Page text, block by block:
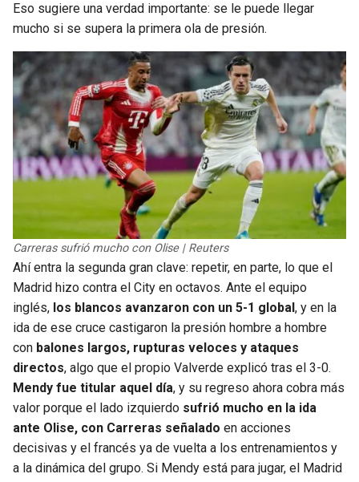
Eso sugiere una verdad importante: se le puede llegar
mucho si se supera la primera ola de presión.
Carreras sufrió mucho con Olise | Reuters
Ahí entra la segunda gran clave: repetir, en parte, lo que el
Madrid hizo contra el City en octavos. Ante el equipo
inglés, los blancos avanzaron con un 5-1 global , y en la
ida de ese cruce castigaron la presión hombre a hombre
con balones largos, rupturas veloces y ataques
directos, algo que el propio Valverde explicó tras el 3-0.
Mendy fue titular aquel día, y su regreso ahora cobra más
valor porque el lado izquierdo sufrió mucho en la ida
ante Olise, con Carreras señalado en acciones
decisivas y el francés ya de vuelta a los entrenamientos y
a la dinámica del grupo. Si Mendy está para jugar, el Madrid